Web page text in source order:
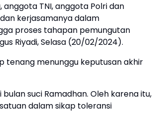
TNI, anggota Polri dan
kerjasamanya dalam
proses tahapan pemungutan
Riyadi, Selasa (20/02/2024).
tenang menunggu keputusan akhir
suci Ramadhan. Oleh karena itu,
dalam sikap toleransi